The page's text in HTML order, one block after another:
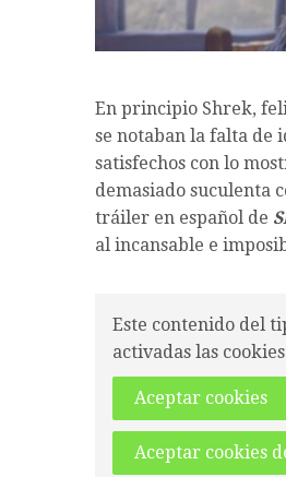
En principio Shrek,
se notaban la falta de
satisfechos con lo
demasiado suculenta
tráiler en español de
al incansable e
Este contenido del
activadas las
Aceptar cookies
Aceptar cookies